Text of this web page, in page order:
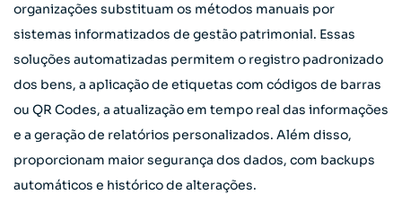
organizações substituam os métodos manuais por
sistemas informatizados de gestão patrimonial. Essas
soluções automatizadas permitem o registro padronizado
dos bens, a aplicação de etiquetas com códigos de barras
ou QR Codes, a atualização em tempo real das informações
e a geração de relatórios personalizados. Além disso,
proporcionam maior segurança dos dados, com backups
automáticos e histórico de alterações.